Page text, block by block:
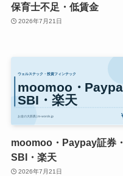
保育士不足・低賃金
2026年7月21日
moomoo・Paypay証券・
SBI・楽天
2026年7月21日